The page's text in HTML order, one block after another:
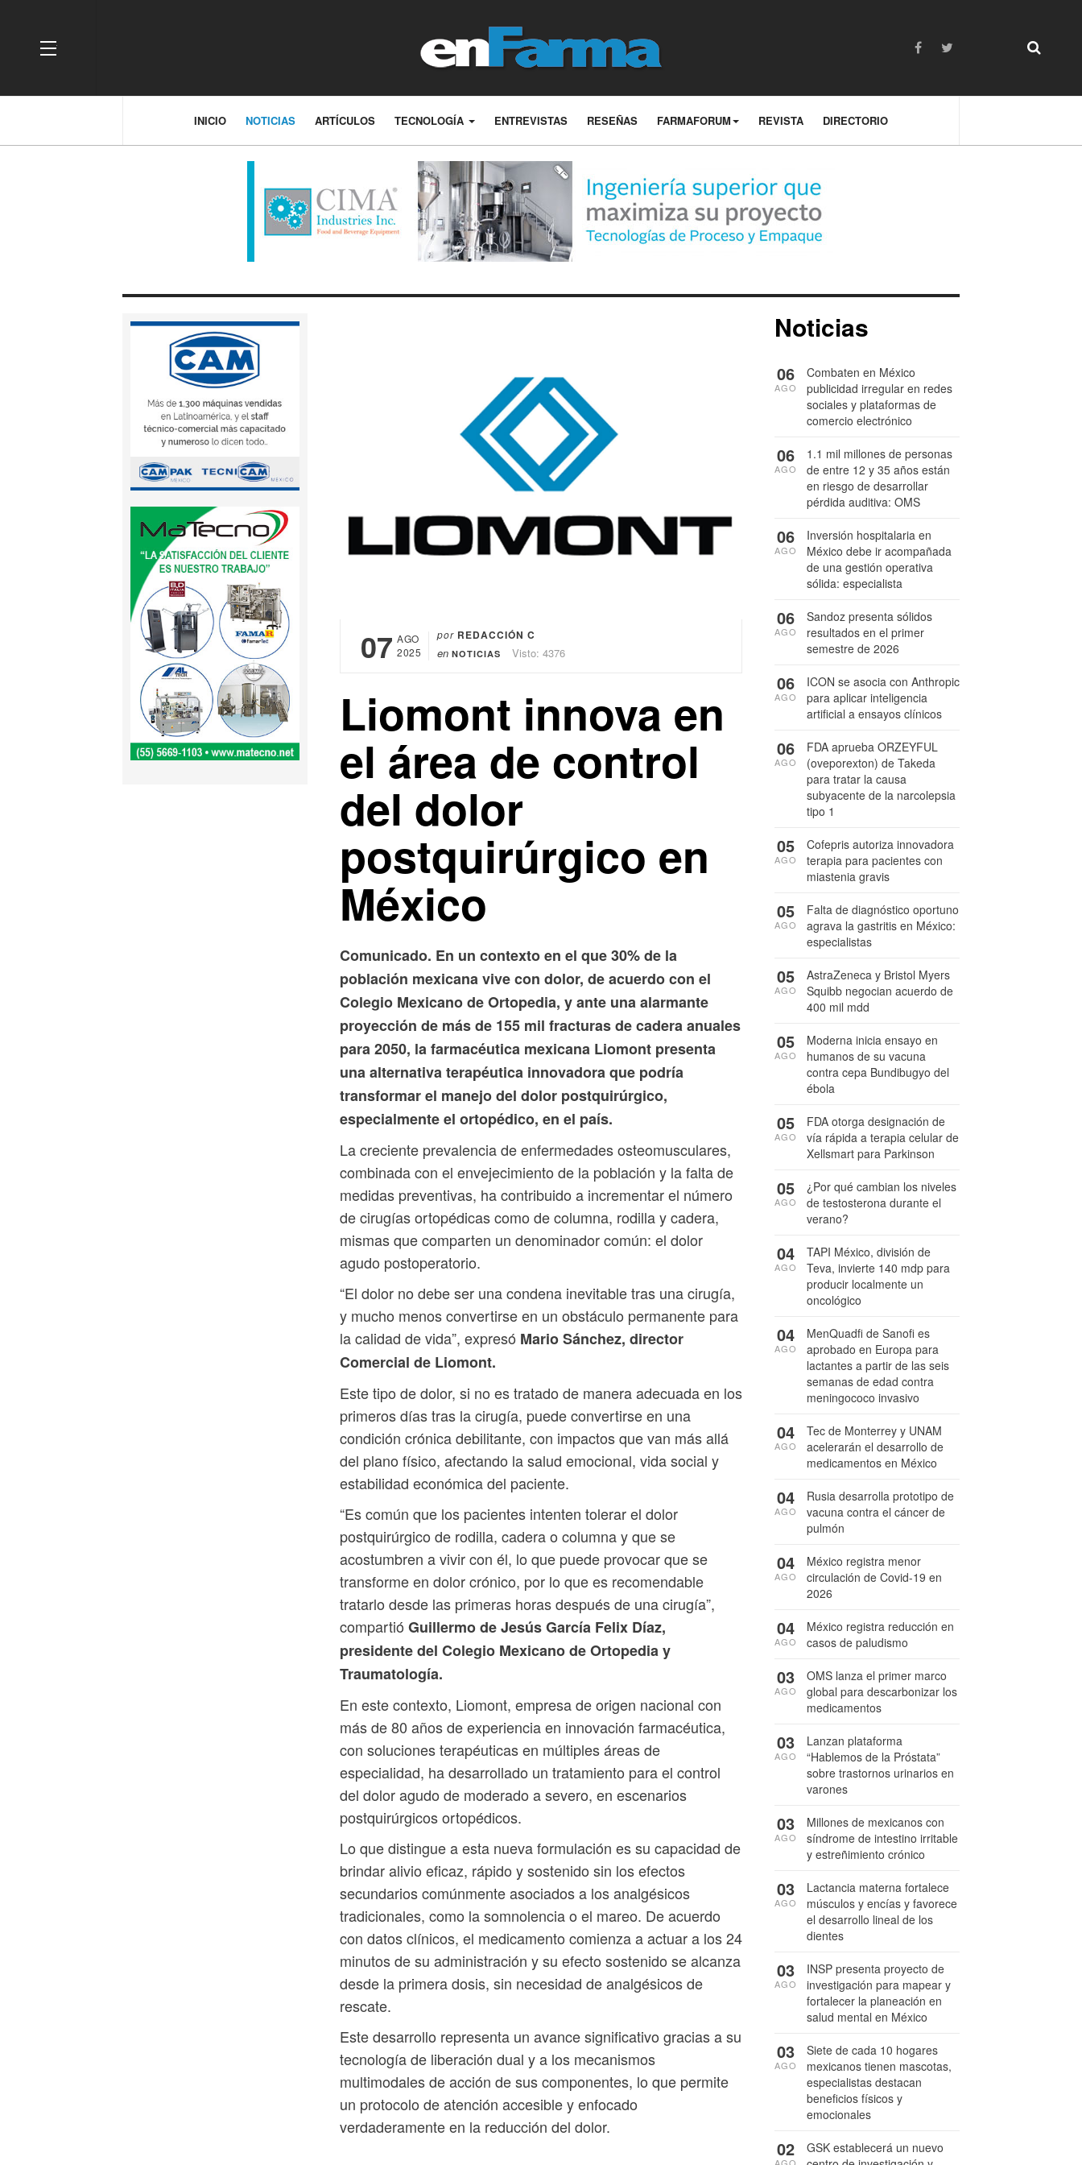
OFF CANVAS
INICIO NOTICIAS ARTÍCULOS TECNOLOGÍA ENTREVISTAS RESEÑAS FARMAFORUM REVISTA DIRECTORIO
07 AGO
2025
por REDACCIÓN C
en NOTICIAS Visto: 4376
Liomont innova en
el área de control
del dolor
postquirúrgico en
México
Comunicado. En un contexto en el que 30% de la
población mexicana vive con dolor, de acuerdo con el
Colegio Mexicano de Ortopedia, y ante una alarmante
proyección de más de 155 mil fracturas de cadera anuales
para 2050, la farmacéutica mexicana Liomont presenta
una alternativa terapéutica innovadora que podría
transformar el manejo del dolor postquirúrgico,
especialmente el ortopédico, en el país.
La creciente prevalencia de enfermedades osteomusculares,
combinada con el envejecimiento de la población y la falta de
medidas preventivas, ha contribuido a incrementar el número
de cirugías ortopédicas como de columna, rodilla y cadera,
mismas que comparten un denominador común: el dolor
agudo postoperatorio.
“El dolor no debe ser una condena inevitable tras una cirugía,
y mucho menos convertirse en un obstáculo permanente para
la calidad de vida”, expresó Mario Sánchez, director
Comercial de Liomont.
Este tipo de dolor, si no es tratado de manera adecuada en los
primeros días tras la cirugía, puede convertirse en una
condición crónica debilitante, con impactos que van más allá
del plano físico, afectando la salud emocional, vida social y
estabilidad económica del paciente.
“Es común que los pacientes intenten tolerar el dolor
postquirúrgico de rodilla, cadera o columna y que se
acostumbren a vivir con él, lo que puede provocar que se
transforme en dolor crónico, por lo que es recomendable
tratarlo desde las primeras horas después de una cirugía”,
compartió Guillermo de Jesús García Felix Díaz,
presidente del Colegio Mexicano de Ortopedia y
Traumatología.
En este contexto, Liomont, empresa de origen nacional con
más de 80 años de experiencia en innovación farmacéutica,
con soluciones terapéuticas en múltiples áreas de
especialidad, ha desarrollado un tratamiento para el control
del dolor agudo de moderado a severo, en escenarios
postquirúrgicos ortopédicos.
Lo que distingue a esta nueva formulación es su capacidad de
brindar alivio eficaz, rápido y sostenido sin los efectos
secundarios comúnmente asociados a los analgésicos
tradicionales, como la somnolencia o el mareo. De acuerdo
con datos clínicos, el medicamento comienza a actuar a los 24
minutos de su administración y su efecto sostenido se alcanza
desde la primera dosis, sin necesidad de analgésicos de
rescate.
Este desarrollo representa un avance significativo gracias a su
tecnología de liberación dual y a los mecanismos
multimodales de acción de sus componentes, lo que permite
un protocolo de atención accesible y enfocado
verdaderamente en la reducción del dolor.
Noticias
Combaten en México
publicidad irregular en redes
sociales y plataformas de
comercio electrónico
06
AGO
1.1 mil millones de personas
de entre 12 y 35 años están
en riesgo de desarrollar
pérdida auditiva: OMS
06
AGO
Inversión hospitalaria en
México debe ir acompañada
de una gestión operativa
sólida: especialista
06
AGO
Sandoz presenta sólidos
resultados en el primer
semestre de 2026
06
AGO
ICON se asocia con Anthropic
para aplicar inteligencia
artificial a ensayos clínicos
06
AGO
FDA aprueba ORZEYFUL
(oveporexton) de Takeda
para tratar la causa
subyacente de la narcolepsia
tipo 1
06
AGO
Cofepris autoriza innovadora
terapia para pacientes con
miastenia gravis
05
AGO
Falta de diagnóstico oportuno
agrava la gastritis en México:
especialistas
05
AGO
AstraZeneca y Bristol Myers
Squibb negocian acuerdo de
400 mil mdd
05
AGO
Moderna inicia ensayo en
humanos de su vacuna
contra cepa Bundibugyo del
ébola
05
AGO
FDA otorga designación de
vía rápida a terapia celular de
Xellsmart para Parkinson
05
AGO
¿Por qué cambian los niveles
de testosterona durante el
verano?
05
AGO
TAPI México, división de
Teva, invierte 140 mdp para
producir localmente un
oncológico
04
AGO
MenQuadfi de Sanofi es
aprobado en Europa para
lactantes a partir de las seis
semanas de edad contra
meningococo invasivo
04
AGO
Tec de Monterrey y UNAM
acelerarán el desarrollo de
medicamentos en México
04
AGO
Rusia desarrolla prototipo de
vacuna contra el cáncer de
pulmón
04
AGO
México registra menor
circulación de Covid-19 en
2026
04
AGO
México registra reducción en
casos de paludismo
04
AGO
OMS lanza el primer marco
global para descarbonizar los
medicamentos
03
AGO
Lanzan plataforma
“Hablemos de la Próstata”
sobre trastornos urinarios en
varones
03
AGO
Millones de mexicanos con
síndrome de intestino irritable
y estreñimiento crónico
03
AGO
Lactancia materna fortalece
músculos y encías y favorece
el desarrollo lineal de los
dientes
03
AGO
INSP presenta proyecto de
investigación para mapear y
fortalecer la planeación en
salud mental en México
03
AGO
Siete de cada 10 hogares
mexicanos tienen mascotas,
especialistas destacan
beneficios físicos y
emocionales
03
AGO
GSK establecerá un nuevo
02